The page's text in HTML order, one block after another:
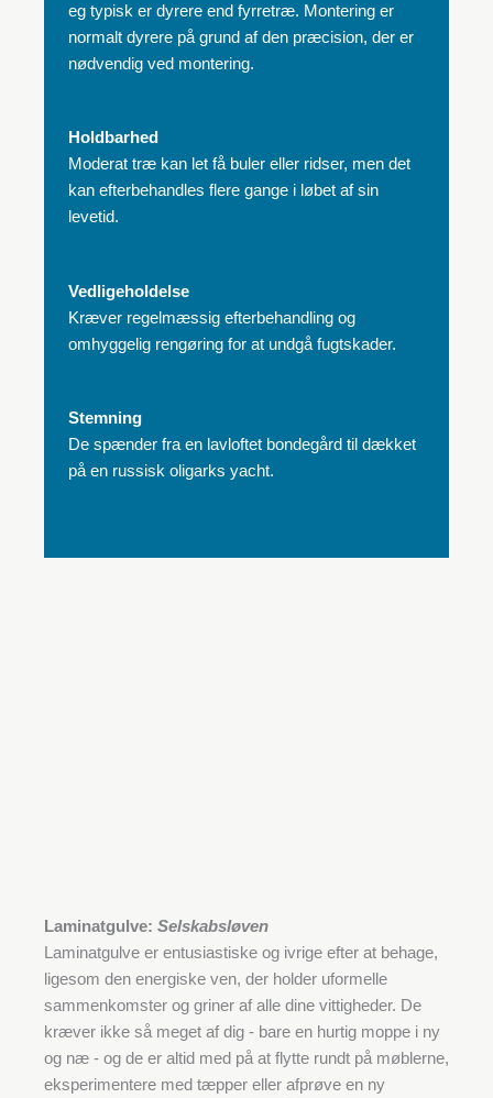
eg typisk er dyrere end fyrretræ. Montering er
normalt dyrere på grund af den præcision, der er
nødvendig ved montering.
Holdbarhed
Moderat træ kan let få buler eller ridser, men det
kan efterbehandles flere gange i løbet af sin
levetid.
Vedligeholdelse
Kræver regelmæssig efterbehandling og
omhyggelig rengøring for at undgå fugtskader.
Stemning
De spænder fra en lavloftet bondegård til dækket
på en russisk oligarks yacht.
Laminatgulve: Selskabsløven
Laminatgulve er entusiastiske og ivrige efter at behage,
ligesom den energiske ven, der holder uformelle
sammenkomster og griner af alle dine vittigheder. De
kræver ikke så meget af dig - bare en hurtig moppe i ny
og næ - og de er altid med på at flytte rundt på møblerne,
eksperimentere med tæpper eller afprøve en ny